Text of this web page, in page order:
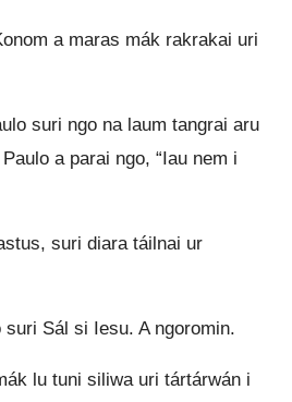
a maras mák rakrakai uri
suri ngo na laum tangrai aru
a parai ngo, “Iau nem i
suri diara táilnai ur
Sál si Iesu. A ngoromin.
lu tuni siliwa uri tártárwán i